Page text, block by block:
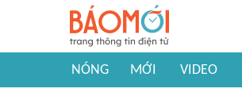
NÓNG MỚI VIDEO